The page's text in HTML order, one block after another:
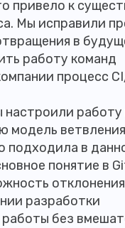
привело к
Мы исправили
в
работу команд
процесс
работу
модель
подходила в
понятие в
отклонения
разработки
без